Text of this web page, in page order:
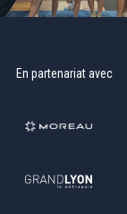
En partenariat avec